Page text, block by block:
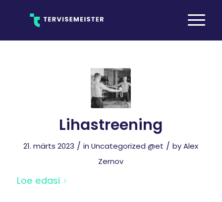
Lihastreening
21. märts 2023 / inUncategorized @et / byAlex
Zernov
Loe edasi